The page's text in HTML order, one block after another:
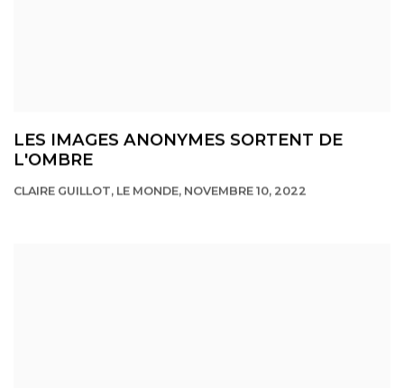
LES IMAGES ANONYMES SORTENT DE
L'OMBRE
CLAIRE GUILLOT, LE MONDE, NOVEMBRE 10, 2022